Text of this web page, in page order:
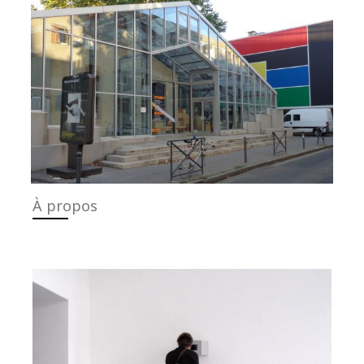
L’Institut d’art contemporain a 40 ans
VIEW
À propos